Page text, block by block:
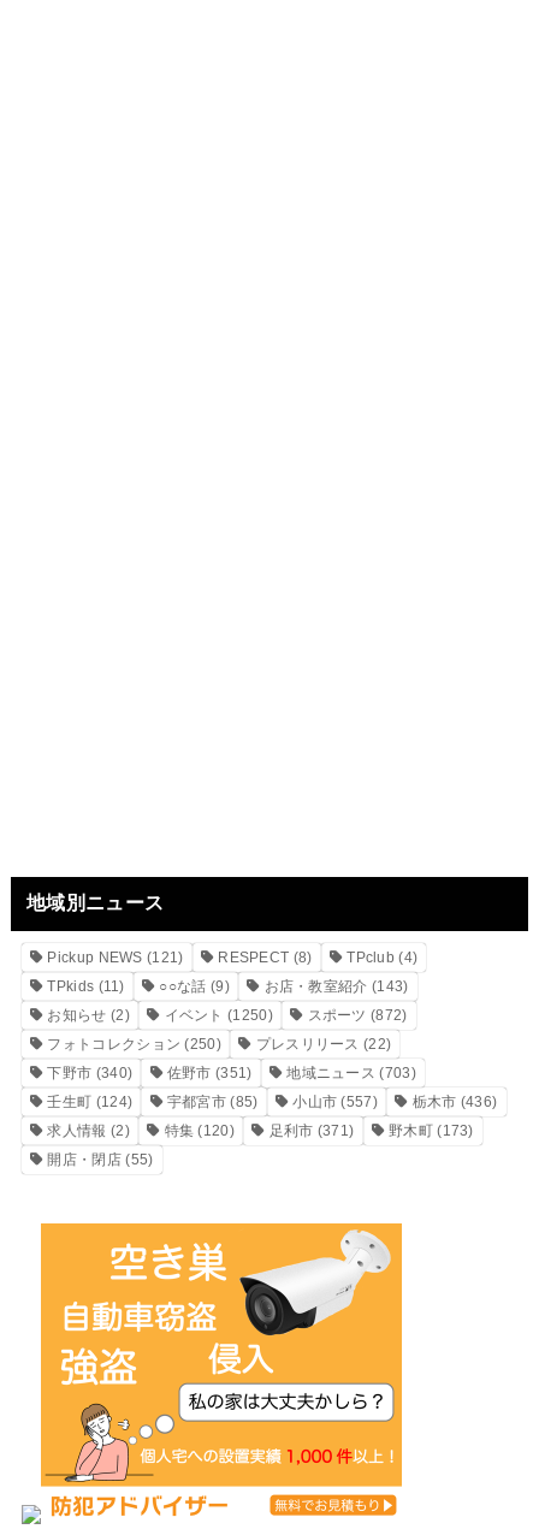
地域別ニュース
Pickup NEWS (121) RESPECT (8) TPclub (4)
TPkids (11) ○○な話 (9) お店・教室紹介 (143)
お知らせ (2) イベント (1250) スポーツ (872)
フォトコレクション (250) プレスリリース (22)
下野市 (340) 佐野市 (351) 地域ニュース (703)
壬生町 (124) 宇都宮市 (85) 小山市 (557) 栃木市 (436)
求人情報 (2) 特集 (120) 足利市 (371) 野木町(173)
開店・閉店(55)